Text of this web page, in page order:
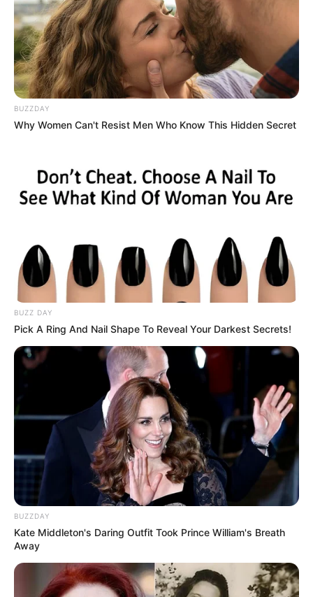
BUZZDAY
Why Women Can't Resist Men Who Know This Hidden Secret
BUZZ DAY
Pick A Ring And Nail Shape To Reveal Your Darkest Secrets!
BUZZDAY
Kate Middleton's Daring Outfit Took Prince William's Breath
Away